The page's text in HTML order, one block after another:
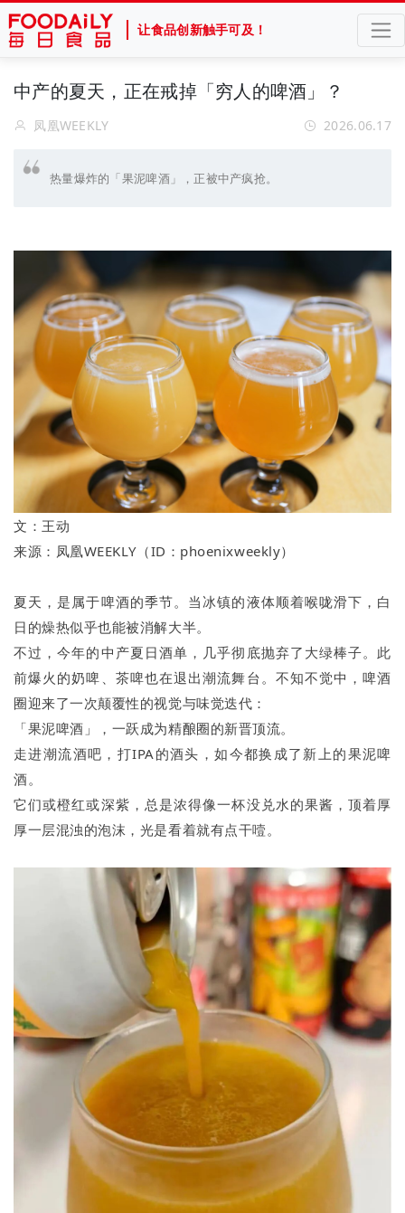
让食品创新触手可及！
中产的夏天，正在戒掉「穷人的啤酒」？
凤凰WEEKLY 2026.06.17
热量爆炸的「果泥啤酒」，正被中产疯抢。
文：王动
来源：凤凰WEEKLY（ID：phoenixweekly）
夏天，是属于啤酒的季节。当冰镇的液体顺着喉咙滑下，白
日的燥热似乎也能被消解大半。
不过，今年的中产夏日酒单，几乎彻底抛弃了大绿棒子。此
前爆火的奶啤、茶啤也在退出潮流舞台。不知不觉中，啤酒
圈迎来了一次颠覆性的视觉与味觉迭代：
「果泥啤酒」，一跃成为精酿圈的新晋顶流。
走进潮流酒吧，打IPA的酒头，如今都换成了新上的果泥啤
酒。
它们或橙红或深紫，总是浓得像一杯没兑水的果酱，顶着厚
厚一层混浊的泡沫，光是看着就有点干噎。